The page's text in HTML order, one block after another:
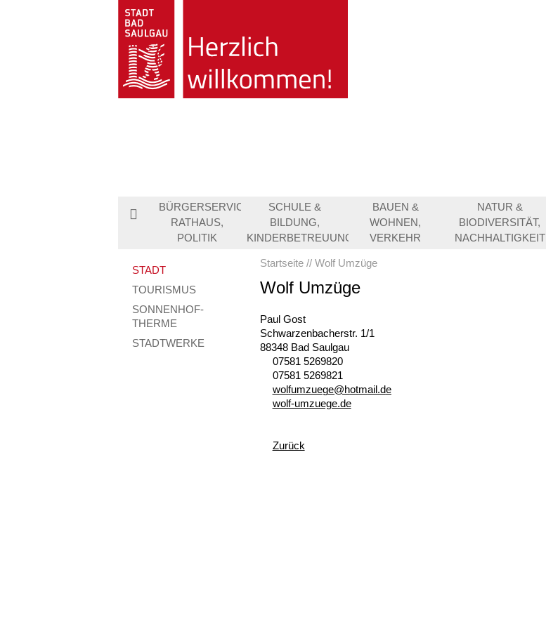
BÜRGERSERVICE,
RATHAUS,
POLITIK
SCHULE &
BILDUNG,
KINDERBETREUUNG
BAUEN &
WOHNEN,
VERKEHR
NATUR &
BIODIVERSITÄT,
NACHHALTIGKEIT
STADT
TOURISMUS
SONNENHOF-
THERME
STADTWERKE
Startseite Wolf Umzüge
Wolf Umzüge
Paul Gost
Schwarzenbacherstr. 1/1
88348 Bad Saulgau
07581 5269820
07581 5269821
w lf mz g h tm l d
wolf-umzuege.de
Zurück